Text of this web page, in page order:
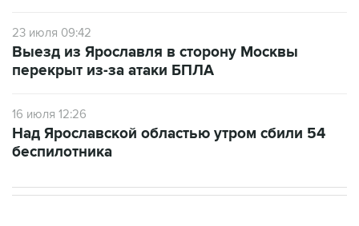
23 июля 09:42
Выезд из Ярославля в сторону Москвы
перекрыт из-за атаки БПЛА
16 июля 12:26
Над Ярославской областью утром сбили 54
беспилотника